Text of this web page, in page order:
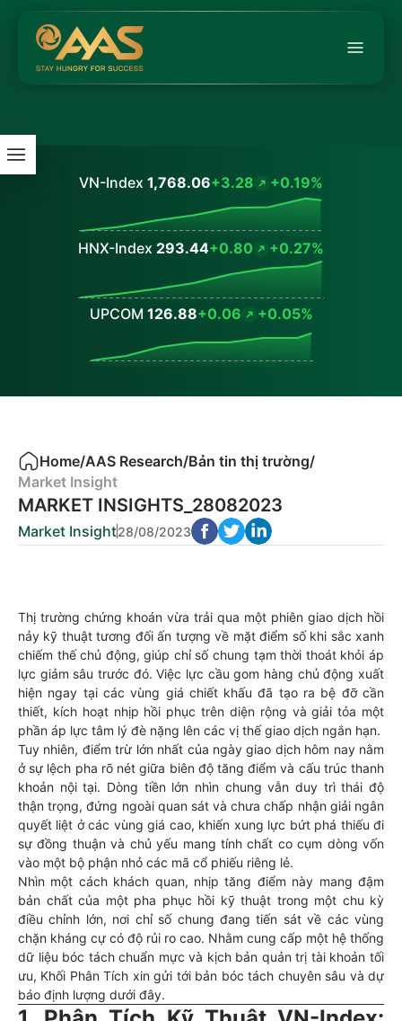
VN-Index 1,768.06+3.28 +0.19%
HNX-Index 293.44+0.80 +0.27%
UPCOM 126.88+0.06 +0.05%
Home/AAS Research/Bản tin thị trường/
Market Insight
MARKET INSIGHTS_28082023
Market Insight28/08/2023
Thị trường chứng khoán vừa trải qua một phiên giao dịch hồi
nảy kỹ thuật tương đối ấn tượng về mặt điểm số khi sắc xanh
chiếm thế chủ động, giúp chỉ số chung tạm thời thoát khỏi áp
lực giảm sâu trước đó. Việc lực cầu gom hàng chủ động xuất
hiện ngay tại các vùng giá chiết khấu đã tạo ra bệ đỡ cần
thiết, kích hoạt nhịp hồi phục trên diện rộng và giải tỏa một
phần áp lực tâm lý đè nặng lên các vị thế giao dịch ngắn hạn.
Tuy nhiên, điểm trừ lớn nhất của ngày giao dịch hôm nay nằm
ở sự lệch pha rõ nét giữa biên độ tăng điểm và cấu trúc thanh
khoản nội tại. Dòng tiền lớn nhìn chung vẫn duy trì thái độ
thận trọng, đứng ngoài quan sát và chưa chấp nhận giải ngân
quyết liệt ở các vùng giá cao, khiến xung lực bứt phá thiếu đi
sự đồng thuận và chủ yếu mang tính chất co cụm dòng vốn
vào một bộ phận nhỏ các mã cổ phiếu riêng lẻ.
Nhìn một cách khách quan, nhịp tăng điểm này mang đậm
bản chất của một pha phục hồi kỹ thuật trong một chu kỳ
điều chỉnh lớn, nơi chỉ số chung đang tiến sát về các vùng
chặn kháng cự có độ rủi ro cao. Nhằm cung cấp một hệ thống
dữ liệu bóc tách chuẩn mực và kịch bản quản trị tài khoản tối
ưu, Khối Phân Tích xin gửi tới bản bóc tách chuyên sâu và dự
báo định lượng dưới đây.